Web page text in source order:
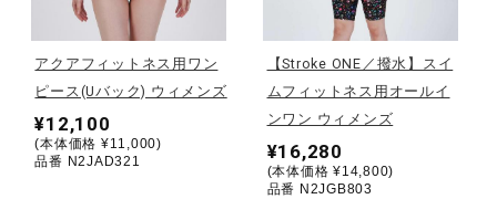
寝具／ミズノスリープ
アウトドア／レイン
アクアフィットネス用ワン
ピース(Uバック) ウィメンズ
¥12,100
(本体価格 ¥11,000)
品番 N2JAD321
【Stroke ONE／撥水】スイ
ムフィットネス用オールイ
ンワン ウィメンズ
¥16,280
(本体価格 ¥14,800)
品番 N2JGB803